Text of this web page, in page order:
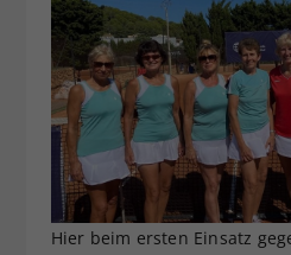
Hier beim ersten Einsatz